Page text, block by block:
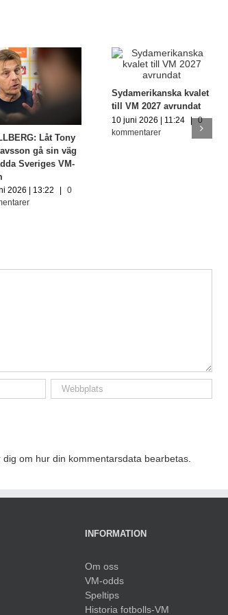
Låt Tony
gå sin väg
Sveriges VM-
2026 | 13:22
0
Sydamerikanska kvalet
till VM 2027 avrundat
10 juni 2026 | 11:24 | 0
kommentarer
dig om hur din kommentarsdata bearbetas.
INFORMATION
Om oss
VM-odds
Speltips
Historia fotbolls-VM